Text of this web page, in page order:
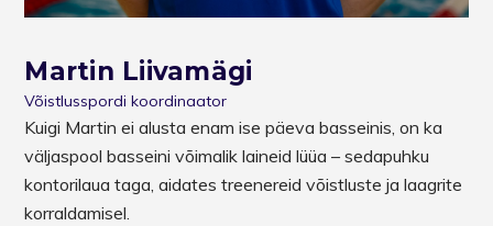
Martin Liivamägi
Võistlusspordi koordinaator
Kuigi Martin ei alusta enam ise päeva basseinis, on ka
väljaspool basseini võimalik laineid lüüa – sedapuhku
kontorilaua taga, aidates treenereid võistluste ja laagrite
korraldamisel.